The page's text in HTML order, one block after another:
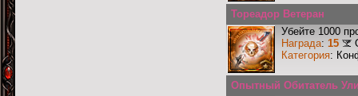
Тореадор Ветеран
Убейте 1000
Награда: 15
Категория:
Опытный Обитатель